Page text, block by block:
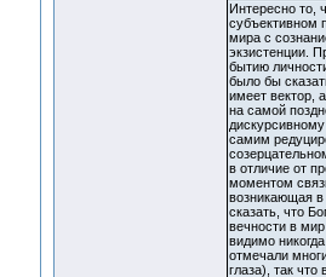
Интересно то,
субъективном
мира с
экзистенции.
бытию
было бы
имеет вектор,
на самой
самим
в отличие от
моментом
возникающая в
сказать, что
вечности в
видимо
отмечали
глаза), так